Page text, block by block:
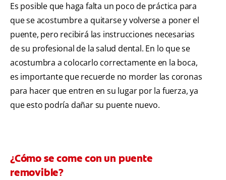
Es posible que haga falta un poco de práctica para
que se acostumbre a quitarse y volverse a poner el
puente, pero recibirá las instrucciones necesarias
de su profesional de la salud dental. En lo que se
acostumbra a colocarlo correctamente en la boca,
es importante que recuerde no morder las coronas
para hacer que entren en su lugar por la fuerza, ya
que esto podría dañar su puente nuevo.
¿Cómo se come con un puente
removible?